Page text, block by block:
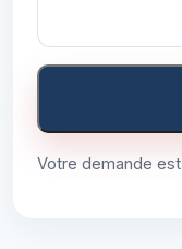
Votre demande est